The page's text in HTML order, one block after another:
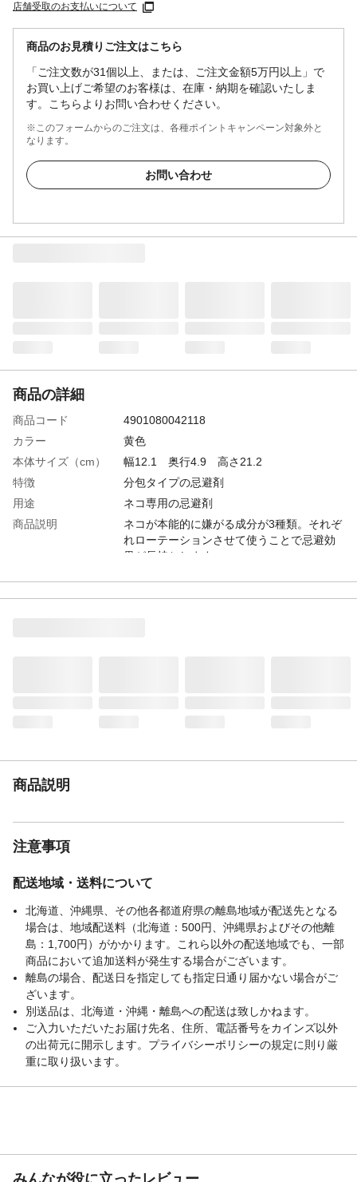
店舗受取のお支払いについて
商品のお見積りご注文はこちら
「ご注文数が31個以上、または、ご注文金額5万円以上」で
お買い上げご希望のお客様は、在庫・納期を確認いたしま
す。こちらよりお問い合わせください。
※このフォームからのご注文は、各種ポイントキャンペーン対象外と
なります。
お問い合わせ
商品の詳細
商品コード
4901080042118
カラー
黄色
本体サイズ（cm）
幅12.1 奥行4.9 高さ21.2
特徴
分包タイプの忌避剤
用途
ネコ専用の忌避剤
商品説明
ネコが本能的に嫌がる成分が3種類。それぞ
れローテーションさせて使うことで忌避効
果が長持ちします。
入数
12袋
禁止事項
持続期間
1袋約10日間（天候や温度条件によって異な
設置場所
庭、花壇周り、家の周り、駐車場など
商品説明
注意事項
配送地域・送料について
北海道、沖縄県、その他各都道府県の離島地域が配送先となる
場合は、地域配送料（北海道：500円、沖縄県およびその他離
島：1,700円）がかかります。これら以外の配送地域でも、一部
商品において追加送料が発生する場合がございます。
離島の場合、配送日を指定しても指定日通り届かない場合がご
ざいます。
別送品は、北海道・沖縄・離島への配送は致しかねます。
ご入力いただいたお届け先名、住所、電話番号をカインズ以外
の出荷元に開示します。プライバシーポリシーの規定に則り厳
重に取り扱います。
みんなが役に立ったレビュー